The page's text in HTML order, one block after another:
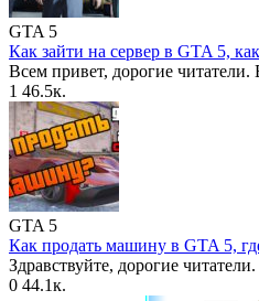
GTA 5
Как зайти на сервер в GTA 5,
Всем привет, дорогие читатели.
1 46.5к.
GTA 5
Как продать машину в GTA 5,
Здравствуйте, дорогие
0 44.1к.